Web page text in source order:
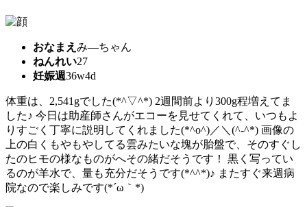
おなまえ み―ちゃん
ねんれい27
妊娠週36w4d
体重は、2,541gでした(*^▽^*) 2週間前より300g程増えてま
した♪ 今日は助産師さんがエコーを見せてくれて、いつもよ
りすごく丁寧に説明してくれました(*^o^)／＼(^-^*) 画像の
上の白くもやもやしてる雲みたいな塊が胎盤で、そのすぐし
たのヒモの様なものがへその緒だそうです！ 黒く写ってい
るのが羊水で、量も充分だそうです(*^^*)♪ またすぐ来週病
院なので楽しみです(*´ω｀*)